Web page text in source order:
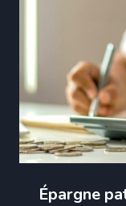
Épargne